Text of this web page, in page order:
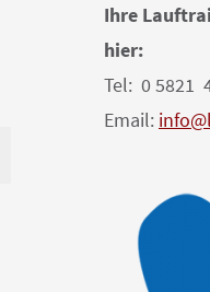
Ihre
hier:
Tel: 0 5821
Email: